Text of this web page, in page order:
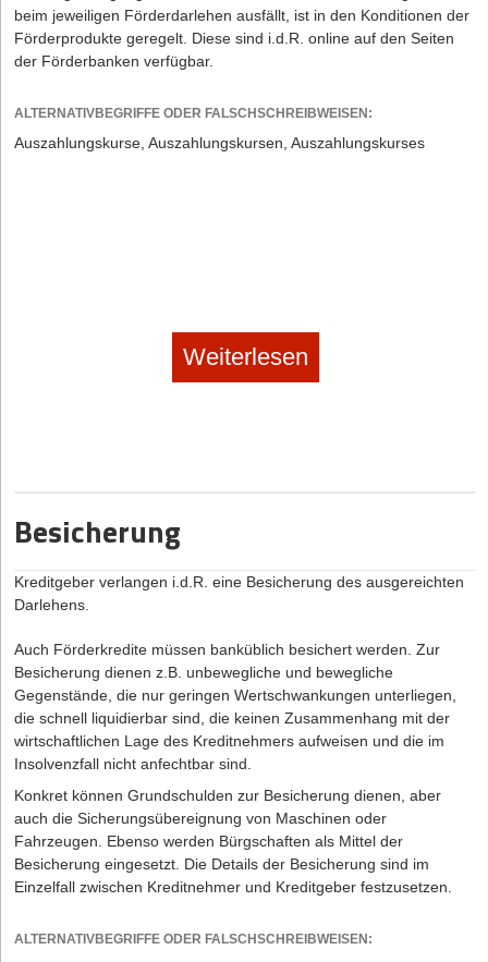
beim jeweiligen Förderdarlehen ausfällt, ist in den Konditionen der
Förderprodukte geregelt. Diese sind i.d.R. online auf den Seiten
der Förderbanken verfügbar.
ALTERNATIVBEGRIFFE ODER FALSCHSCHREIBWEISEN:
Auszahlungskurse, Auszahlungskursen, Auszahlungskurses
Weiterlesen
Besicherung
Kreditgeber verlangen i.d.R. eine Besicherung des ausgereichten
Darlehens.
Auch Förderkredite müssen banküblich besichert werden. Zur
Besicherung dienen z.B. unbewegliche und bewegliche
Gegenstände, die nur geringen Wertschwankungen unterliegen,
die schnell liquidierbar sind, die keinen Zusammenhang mit der
wirtschaftlichen Lage des Kreditnehmers aufweisen und die im
Insolvenzfall nicht anfechtbar sind.
Konkret können Grundschulden zur Besicherung dienen, aber
auch die Sicherungsübereignung von Maschinen oder
Fahrzeugen. Ebenso werden Bürgschaften als Mittel der
Besicherung eingesetzt. Die Details der Besicherung sind im
Einzelfall zwischen Kreditnehmer und Kreditgeber festzusetzen.
ALTERNATIVBEGRIFFE ODER FALSCHSCHREIBWEISEN: